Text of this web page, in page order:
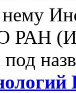
РАН
под